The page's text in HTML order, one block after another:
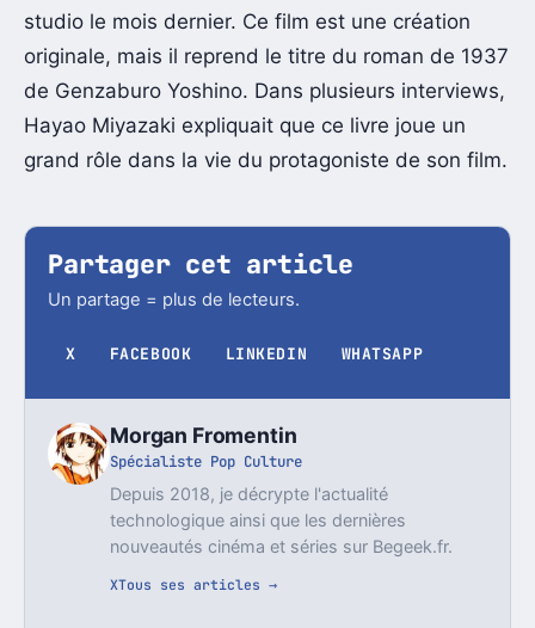
studio le mois dernier. Ce film est une création
originale, mais il reprend le titre du roman de 1937
de Genzaburo Yoshino. Dans plusieurs interviews,
Hayao Miyazaki expliquait que ce livre joue un
grand rôle dans la vie du protagoniste de son film.
Partager cet article
Un partage = plus de lecteurs.
X FACEBOOK LINKEDIN WHATSAPP
Morgan Fromentin
Spécialiste Pop Culture
Depuis 2018, je décrypte l'actualité
technologique ainsi que les dernières
nouveautés cinéma et séries sur Begeek.fr.
XTous ses articles →